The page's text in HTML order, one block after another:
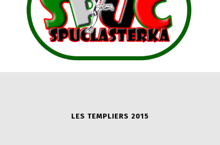
LES TEMPLIERS 2015